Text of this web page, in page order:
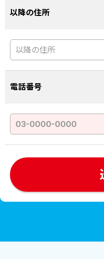
以降の住所
電話番号